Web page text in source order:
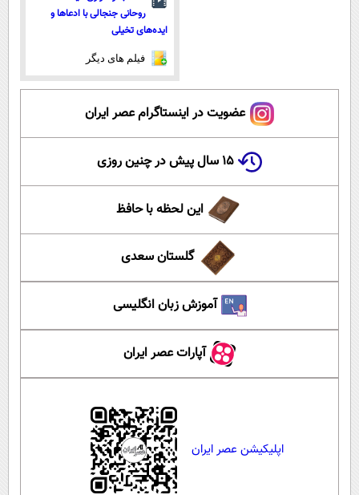
روحانی جنجالی با ادعاها و
ایده‌های تخیلی
فیلم های دیگر
عضویت در اینستاگرام عصر ایران
۱۵ سال پیش در چنین روزی
این لحظه با حافظ
گلستان سعدی
آموزش زبان انگلیسی
آپارات عصر ایران
اپلیکیشن عصر ایران